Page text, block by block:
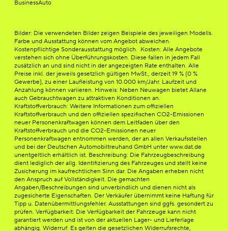
BusinessAuto
Bilder: Die verwendeten Bilder zeigen Beispiele des jeweiligen Modells.
Farbe und Ausstattung können vom Angebot abweichen.
Kostenpflichtige Sonderausstattung möglich. Kosten: Alle Angebote
verstehen sich ohne Überführungskosten. Diese fallen in jedem Fall
zusätzlich an und sind nicht in der angezeigten Rate enthalten. Alle
Preise inkl. der jeweils gesetzlich gültigen MwSt., derzeit 19 % (0 %
Gewerbe), zu einer Laufleistung von 10.000 km/Jahr. Laufzeit und
Anzahlung können variieren. Hinweis: Neben Neuwagen bietet Allane
auch Gebrauchtwagen zu attraktiven Konditionen an.
Kraftstoffverbrauch: Weitere Informationen zum offiziellen
Kraftstoffverbrauch und den offiziellen spezifischen CO2-Emissionen
neuer Personenkraftwagen können dem Leitfaden über den
Kraftstoffverbrauch und die CO2-Emissionen neuer
Personenkraftwagen entnommen werden, der an allen Verkaufsstellen
und bei der Deutschen Automobiltreuhand GmbH unter www.dat.de
unentgeltlich erhältlich ist. Beschreibung: Die Fahrzeugbeschreibung
dient lediglich der allg. Identifizierung des Fahrzeuges und stellt keine
Zusicherung im kaufrechtlichen Sinn dar. Die Angaben erheben nicht
den Anspruch auf Vollständigkeit. Die gemachten
Angaben/Beschreibungen sind unverbindlich und dienen nicht als
zugesicherte Eigenschaften. Der Verkäufer übernimmt keine Haftung für
Tipp u. Datenübermittlungsfehler. Ausstattungen sind ggfs. gesondert zu
prüfen. Verfügbarkeit: Die Verfügbarkeit der Fahrzeuge kann nicht
garantiert werden und ist von der aktuellen Lager- und Lieferlage
abhängig. Widerruf: Es gelten die gesetzlichen Widerrufsrechte,